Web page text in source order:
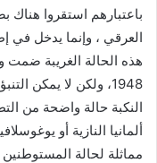
باعتبارهم استقروا هناك
العرقي ، وإنما يدخل في
هذه الحالة الغريبة ضمت
1948، ولكن لا يمكن
النكبة حالة واضحة من
ألمانيا النازية أو
مماثلة لحالة